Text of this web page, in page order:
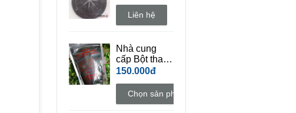
vỉ lọc máy hút
mùi bếp
Liên hệ
Nhà cung
cấp Bột than
hoạt tính mỹ
150.000đ
Chọn sản phẩm